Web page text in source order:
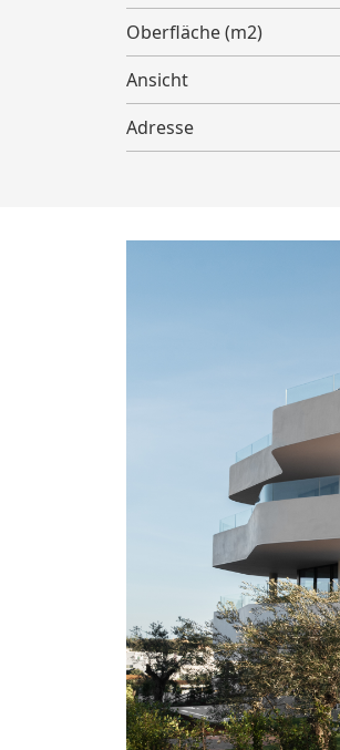
Oberfläche (m2)
Ansicht
Adresse